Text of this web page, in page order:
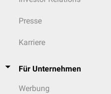
Presse
Karriere
Für Unternehmen
Werbung